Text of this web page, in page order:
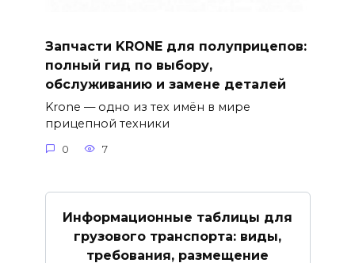
Запчасти KRONE для полуприцепов:
полный гид по выбору,
обслуживанию и замене деталей
Krone — одно из тех имён в мире
прицепной техники
0 7
Информационные таблицы для
грузового транспорта: виды,
требования, размещение